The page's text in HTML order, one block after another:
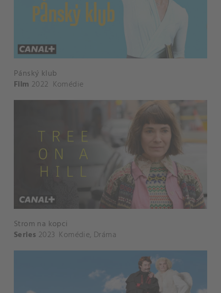
Pánský klub
Film 2022 Komédie
Strom na kopci
Series 2023 Komédie, Dráma